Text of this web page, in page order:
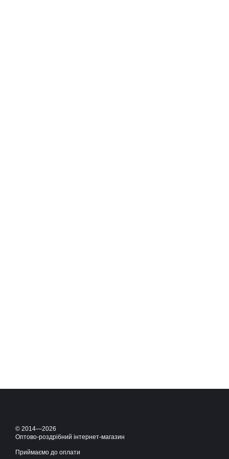
© 2014—2026
Оптово-роздрібний інтернет-магазин
Приймаємо до оплати